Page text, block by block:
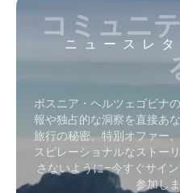
ニュースレ
コミュニ
ボスニア・ヘルツェゴビナ
報や独占的な洞察を直接あ
旅行の秘密、特別オファー
スピレーショナルなストー
さないように–今すぐサイ
参加し